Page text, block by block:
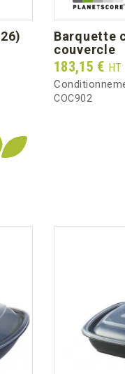
barquette cocotte 60cl/30cl +
couvercle
Prix
183,15 € HT
COC902